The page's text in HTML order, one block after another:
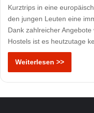
Kurztrips in eine
den jungen Leuten eine
Dank zahlreicher
Hostels ist es heutzutage
Weiterlesen >>